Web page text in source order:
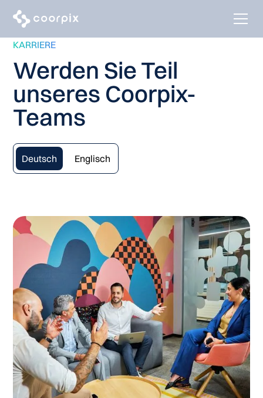
KARRIERE
Werden Sie Teil
unseres Coorpix-
Teams
Deutsch Englisch